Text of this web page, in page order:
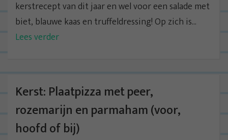
kerstrecept van dit jaar en wel voor een salade met
biet, blauwe kaas en truffeldressing! Op zich is...
Lees verder
Kerst: Plaatpizza met peer,
rozemarijn en parmaham (voor,
hoofd of bij)